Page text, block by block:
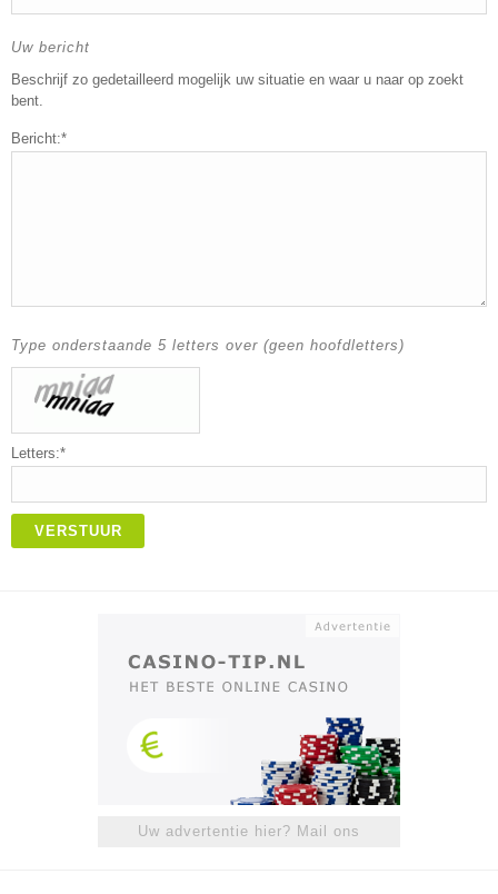
Uw bericht
Beschrijf zo gedetailleerd mogelijk uw situatie en waar u naar op zoekt
bent.
Bericht:*
Type onderstaande 5 letters over (geen hoofdletters)
Letters:*
VERSTUUR
Uw advertentie hier? Mail ons